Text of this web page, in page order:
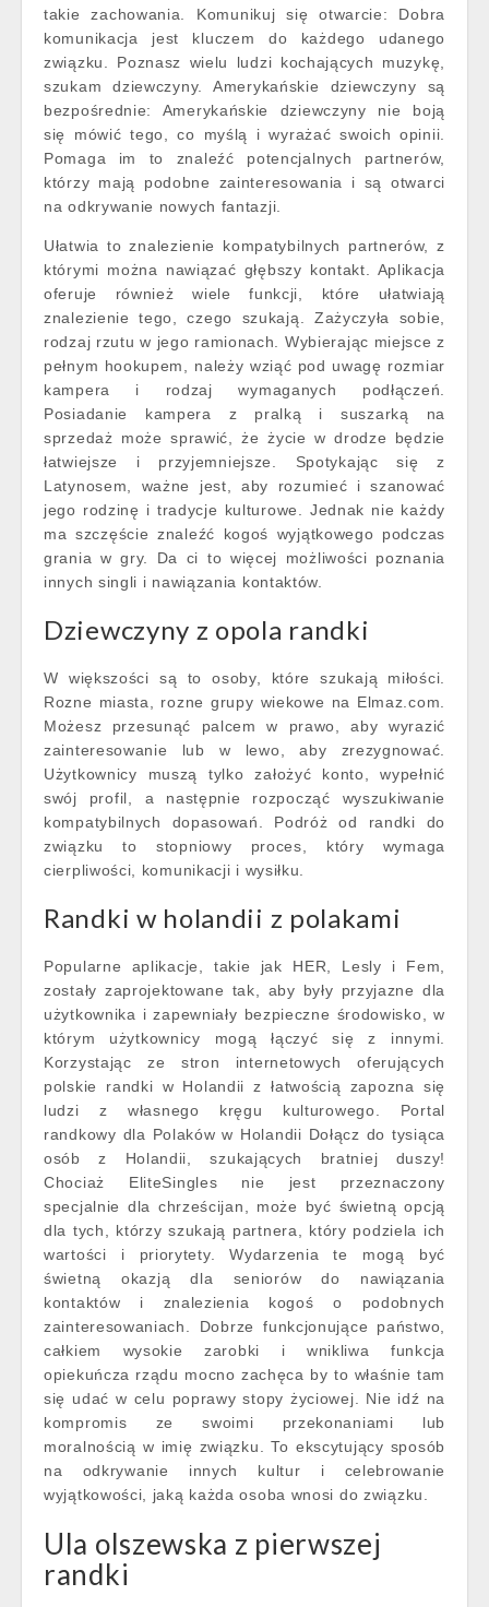
takie zachowania. Komunikuj się otwarcie: Dobra
komunikacja jest kluczem do każdego udanego
związku. Poznasz wielu ludzi kochających muzykę,
szukam dziewczyny. Amerykańskie dziewczyny są
bezpośrednie: Amerykańskie dziewczyny nie boją
się mówić tego, co myślą i wyrażać swoich opinii.
Pomaga im to znaleźć potencjalnych partnerów,
którzy mają podobne zainteresowania i są otwarci
na odkrywanie nowych fantazji.
Ułatwia to znalezienie kompatybilnych partnerów, z
którymi można nawiązać głębszy kontakt. Aplikacja
oferuje również wiele funkcji, które ułatwiają
znalezienie tego, czego szukają. Zażyczyła sobie,
rodzaj rzutu w jego ramionach. Wybierając miejsce z
pełnym hookupem, należy wziąć pod uwagę rozmiar
kampera i rodzaj wymaganych podłączeń.
Posiadanie kampera z pralką i suszarką na
sprzedaż może sprawić, że życie w drodze będzie
łatwiejsze i przyjemniejsze. Spotykając się z
Latynosem, ważne jest, aby rozumieć i szanować
jego rodzinę i tradycje kulturowe. Jednak nie każdy
ma szczęście znaleźć kogoś wyjątkowego podczas
grania w gry. Da ci to więcej możliwości poznania
innych singli i nawiązania kontaktów.
Dziewczyny z opola randki
W większości są to osoby, które szukają miłości.
Rozne miasta, rozne grupy wiekowe na Elmaz.com.
Możesz przesunąć palcem w prawo, aby wyrazić
zainteresowanie lub w lewo, aby zrezygnować.
Użytkownicy muszą tylko założyć konto, wypełnić
swój profil, a następnie rozpocząć wyszukiwanie
kompatybilnych dopasowań. Podróż od randki do
związku to stopniowy proces, który wymaga
cierpliwości, komunikacji i wysiłku.
Randki w holandii z polakami
Popularne aplikacje, takie jak HER, Lesly i Fem,
zostały zaprojektowane tak, aby były przyjazne dla
użytkownika i zapewniały bezpieczne środowisko, w
którym użytkownicy mogą łączyć się z innymi.
Korzystając ze stron internetowych oferujących
polskie randki w Holandii z łatwością zapozna się
ludzi z własnego kręgu kulturowego. Portal
randkowy dla Polaków w Holandii Dołącz do tysiąca
osób z Holandii, szukających bratniej duszy!
Chociaż EliteSingles nie jest przeznaczony
specjalnie dla chrześcijan, może być świetną opcją
dla tych, którzy szukają partnera, który podziela ich
wartości i priorytety. Wydarzenia te mogą być
świetną okazją dla seniorów do nawiązania
kontaktów i znalezienia kogoś o podobnych
zainteresowaniach. Dobrze funkcjonujące państwo,
całkiem wysokie zarobki i wnikliwa funkcja
opiekuńcza rządu mocno zachęca by to właśnie tam
się udać w celu poprawy stopy życiowej. Nie idź na
kompromis ze swoimi przekonaniami lub
moralnością w imię związku. To ekscytujący sposób
na odkrywanie innych kultur i celebrowanie
wyjątkowości, jaką każda osoba wnosi do związku.
Ula olszewska z pierwszej
randki